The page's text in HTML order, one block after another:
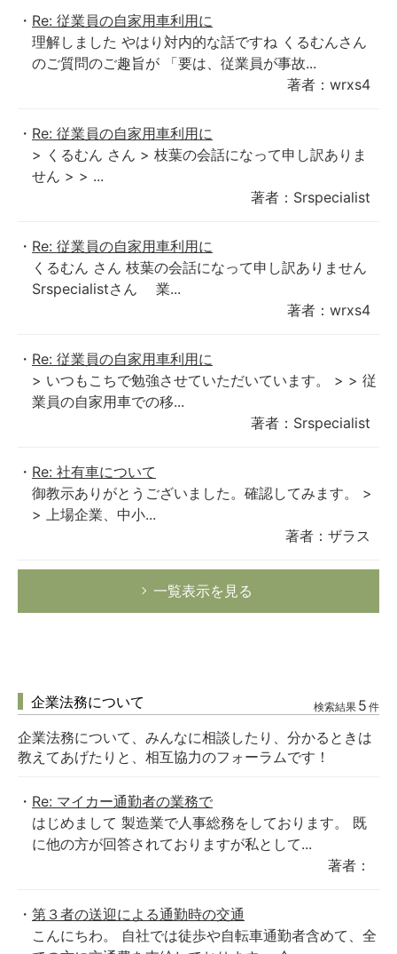
Re: 従業員の自家用車利用に
理解しました やはり対内的な話ですね くるむんさん
のご質問のご趣旨が 「要は、従業員が事故...
著者：wrxs4
Re: 従業員の自家用車利用に
> くるむん さん > 枝葉の会話になって申し訳ありま
せん > > ...
著者：Srspecialist
Re: 従業員の自家用車利用に
くるむん さん 枝葉の会話になって申し訳ありません
Srspecialistさん 業...
著者：wrxs4
Re: 従業員の自家用車利用に
> いつもこちで勉強させていただいています。 > > 従
業員の自家用車での移...
著者：Srspecialist
Re: 社有車について
御教示ありがとうございました。確認してみます。 >
> 上場企業、中小...
著者：ザラス
一覧表示を見る
企業法務について 検索結果 5 件
企業法務について、みんなに相談したり、分かるときは
教えてあげたりと、相互協力のフォーラムです！
Re: マイカー通勤者の業務で
はじめまして 製造業で人事総務をしております。 既
に他の方が回答されておりますが私として...
著者：
第３者の送迎による通勤時の交通
こんにちわ。 自社では徒歩や自転車通勤者含めて、全